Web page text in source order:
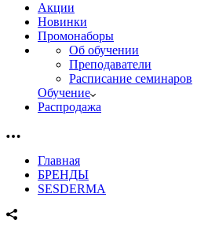
Акции
Новинки
Промонаборы
Об обучении
Преподаватели
Расписание семинаров
Обучение
Распродажа
Главная
БРЕНДЫ
SESDERMA